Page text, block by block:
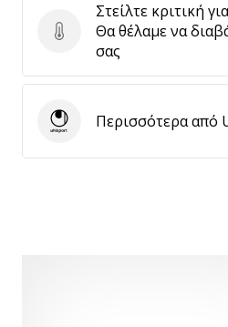
Στείλτε κριτική για το
Στείλτε κριτική
Θα θέλαμε να
σας
UhlsportΠερισσότερα από